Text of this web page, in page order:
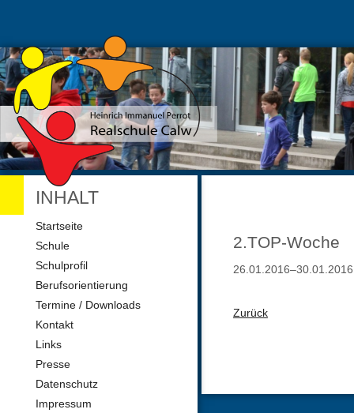
2.TOP-Woche
26.01.2016–30.01.2016
Zurück
INHALT
Navigation
Startseite
Schule
Schulprofil
Berufsorientierung
Termine / Downloads
Kontakt
Links
Presse
Datenschutz
Impressum